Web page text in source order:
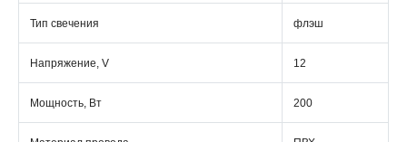
Тип свечения флэш
Напряжение, V 12
Мощность, Вт 200